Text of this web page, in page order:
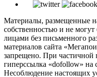
Материалы, размещенные
собственностью и не
лицами без письменного
материалов сайта
запрещено. При частичной
гиперссылка «dofollow» на
Несоблюдение настоящих